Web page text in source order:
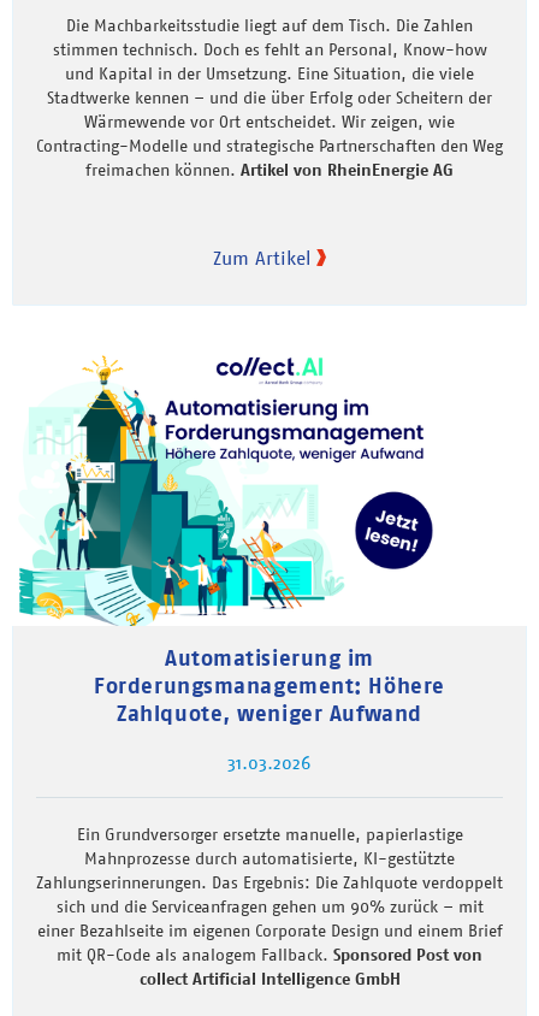
Die Machbarkeitsstudie liegt auf dem Tisch. Die Zahlen
stimmen technisch. Doch es fehlt an Personal, Know-how
und Kapital in der Umsetzung. Eine Situation, die viele
Stadtwerke kennen – und die über Erfolg oder Scheitern der
Wärmewende vor Ort entscheidet. Wir zeigen, wie
Contracting-Modelle und strategische Partnerschaften den Weg
freimachen können. Artikel von RheinEnergie AG
Zum Artikel
Automatisierung im
Forderungsmanagement: Höhere
Zahlquote, weniger Aufwand
31.03.2026
Ein Grundversorger ersetzte manuelle, papierlastige
Mahnprozesse durch automatisierte, KI-gestützte
Zahlungserinnerungen. Das Ergebnis: Die Zahlquote verdoppelt
sich und die Serviceanfragen gehen um 90% zurück – mit
einer Bezahlseite im eigenen Corporate Design und einem Brief
mit QR-Code als analogem Fallback. Sponsored Post von
collect Artificial Intelligence GmbH